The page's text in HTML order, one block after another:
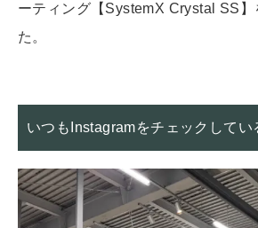
ーティング【SystemX Crystal SS】
た。
いつもInstagramをチェックしてい